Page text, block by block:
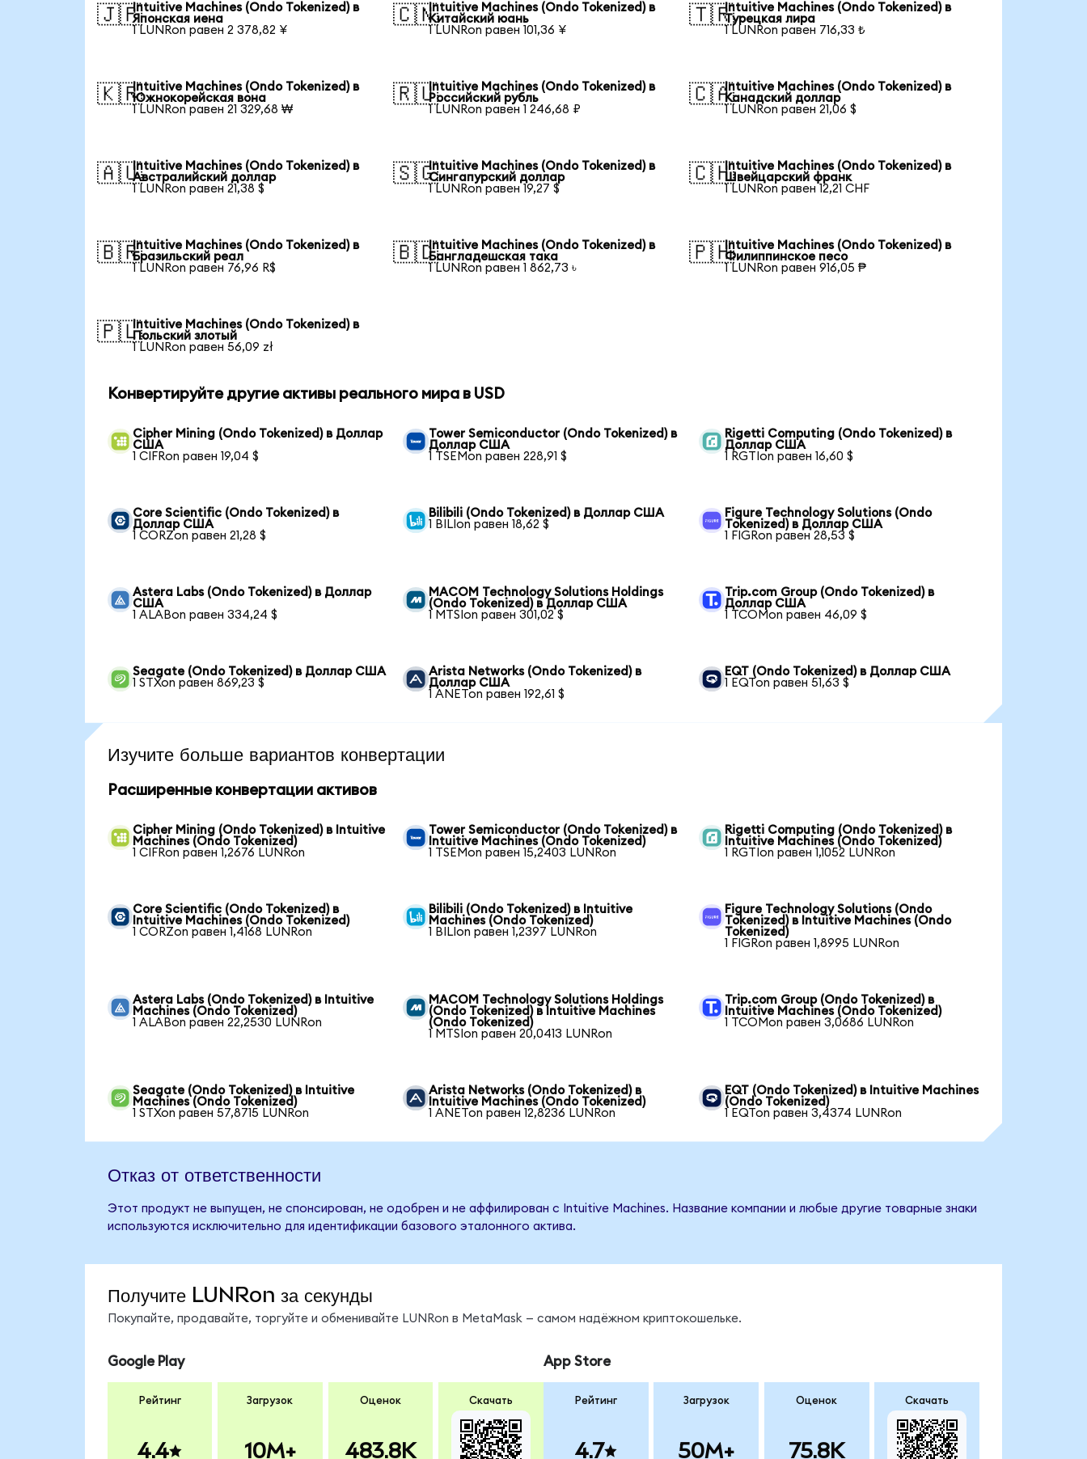
🇯🇵Intuitive Machines (Ondo Tokenized) в
Японская иена
1 LUNRon равен 2 378,82 ¥
🇨🇳Intuitive Machines (Ondo Tokenized) в
Китайский юань
1 LUNRon равен 101,36 ¥
🇹🇷Intuitive Machines (Ondo Tokenized) в
Турецкая лира
1 LUNRon равен 716,33 ₺
🇰🇷Intuitive Machines (Ondo Tokenized) в
Южнокорейская вона
1 LUNRon равен 21 329,68 ₩
🇷🇺Intuitive Machines (Ondo Tokenized) в
Российский рубль
1 LUNRon равен 1 246,68 ₽
🇨🇦Intuitive Machines (Ondo Tokenized) в
Канадский доллар
1 LUNRon равен 21,06 $
🇦🇺Intuitive Machines (Ondo Tokenized) в
Австралийский доллар
1 LUNRon равен 21,38 $
🇸🇬Intuitive Machines (Ondo Tokenized) в
Сингапурский доллар
1 LUNRon равен 19,27 $
🇨🇭Intuitive Machines (Ondo Tokenized) в
Швейцарский франк
1 LUNRon равен 12,21 CHF
🇧🇷Intuitive Machines (Ondo Tokenized) в
Бразильский реал
1 LUNRon равен 76,96 R$
🇧🇩Intuitive Machines (Ondo Tokenized) в
Бангладешская така
1 LUNRon равен 1 862,73 ৳
🇵🇭Intuitive Machines (Ondo Tokenized) в
Филиппинское песо
1 LUNRon равен 916,05 ₱
🇵🇱Intuitive Machines (Ondo Tokenized) в
Польский злотый
1 LUNRon равен 56,09 zł
Конвертируйте другие активы реального мира в USD
Cipher Mining (Ondo Tokenized) в Доллар
США
1 CIFRon равен 19,04 $
Tower Semiconductor (Ondo Tokenized) в
Доллар США
1 TSEMon равен 228,91 $
Rigetti Computing (Ondo Tokenized) в
Доллар США
1 RGTIon равен 16,60 $
Core Scientific (Ondo Tokenized) в
Доллар США
1 CORZon равен 21,28 $
Bilibili (Ondo Tokenized) в Доллар США
1 BILIon равен 18,62 $
Figure Technology Solutions (Ondo
Tokenized) в Доллар США
1 FIGRon равен 28,53 $
Astera Labs (Ondo Tokenized) в Доллар
США
1 ALABon равен 334,24 $
MACOM Technology Solutions Holdings
(Ondo Tokenized) в Доллар США
1 MTSIon равен 301,02 $
Trip.com Group (Ondo Tokenized) в
Доллар США
1 TCOMon равен 46,09 $
Seagate (Ondo Tokenized) в Доллар США
1 STXon равен 869,23 $
Arista Networks (Ondo Tokenized) в
Доллар США
1 ANETon равен 192,61 $
EQT (Ondo Tokenized) в Доллар США
1 EQTon равен 51,63 $
Изучите больше вариантов конвертации
Расширенные конвертации активов
Cipher Mining (Ondo Tokenized) в Intuitive
Machines (Ondo Tokenized)
1 CIFRon равен 1,2676 LUNRon
Tower Semiconductor (Ondo Tokenized) в
Intuitive Machines (Ondo Tokenized)
1 TSEMon равен 15,2403 LUNRon
Rigetti Computing (Ondo Tokenized) в
Intuitive Machines (Ondo Tokenized)
1 RGTIon равен 1,1052 LUNRon
Core Scientific (Ondo Tokenized) в
Intuitive Machines (Ondo Tokenized)
1 CORZon равен 1,4168 LUNRon
Bilibili (Ondo Tokenized) в Intuitive
Machines (Ondo Tokenized)
1 BILIon равен 1,2397 LUNRon
Figure Technology Solutions (Ondo
Tokenized) в Intuitive Machines (Ondo
Tokenized)
1 FIGRon равен 1,8995 LUNRon
Astera Labs (Ondo Tokenized) в Intuitive
Machines (Ondo Tokenized)
1 ALABon равен 22,2530 LUNRon
MACOM Technology Solutions Holdings
(Ondo Tokenized) в Intuitive Machines
(Ondo Tokenized)
1 MTSIon равен 20,0413 LUNRon
Trip.com Group (Ondo Tokenized) в
Intuitive Machines (Ondo Tokenized)
1 TCOMon равен 3,0686 LUNRon
Seagate (Ondo Tokenized) в Intuitive
Machines (Ondo Tokenized)
1 STXon равен 57,8715 LUNRon
Arista Networks (Ondo Tokenized) в
Intuitive Machines (Ondo Tokenized)
1 ANETon равен 12,8236 LUNRon
EQT (Ondo Tokenized) в Intuitive Machines
(Ondo Tokenized)
1 EQTon равен 3,4374 LUNRon
Отказ от ответственности
Этот продукт не выпущен, не спонсирован, не одобрен и не аффилирован с Intuitive Machines. Название компании и любые другие товарные знаки
используются исключительно для идентификации базового эталонного актива.
Получите LUNRon за секунды
Покупайте, продавайте, торгуйте и обменивайте LUNRon в MetaMask — самом надёжном криптокошельке.
Google Play
Рейтинг
4.4
Загрузок
10M+
Оценок
483.8K
Скачать
App Store
Рейтинг
4.7
Загрузок
50M+
Оценок
75.8K
Скачать